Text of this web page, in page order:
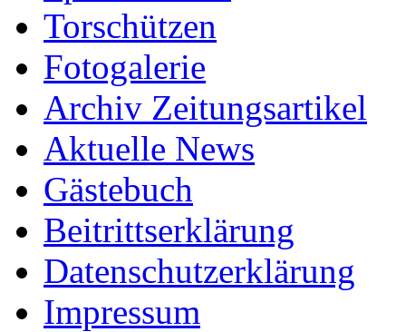
Torschützen
Fotogalerie
Archiv Zeitungsartikel
Aktuelle News
Gästebuch
Beitrittserklärung
Datenschutzerklärung
Impressum